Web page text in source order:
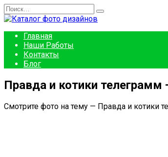
Перейти
к
Search
for:
Главная
Наши Работы
Контакты
Блог
Правда и котики телеграмм
Смотрите фото на тему — Правда и котики